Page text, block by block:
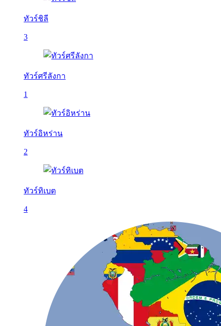
ทัวร์ชิลี
3
ทัวร์ศรีลังกา
1
ทัวร์อิหร่าน
2
ทัวร์ทิเบต
4